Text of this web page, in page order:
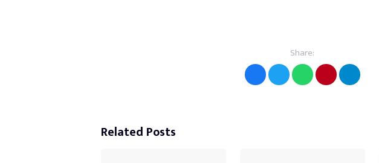
Share:
Related Posts